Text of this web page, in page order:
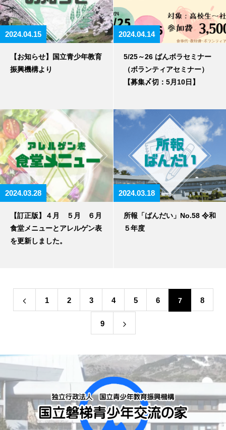
2024.04.15
【お知らせ】国立青少年教育
振興機構より
2024.04.14
5/25～26 ばんボラセミナー
（ボランティアセミナー）
【募集〆切：5月10日】
2024.03.28
【訂正版】４月 ５月 ６月
食堂メニューとアレルゲン表
を更新しました。
2024.03.18
所報「ばんだい」No.58 令和
５年度
1 2 3 4 5 6 7 8
9